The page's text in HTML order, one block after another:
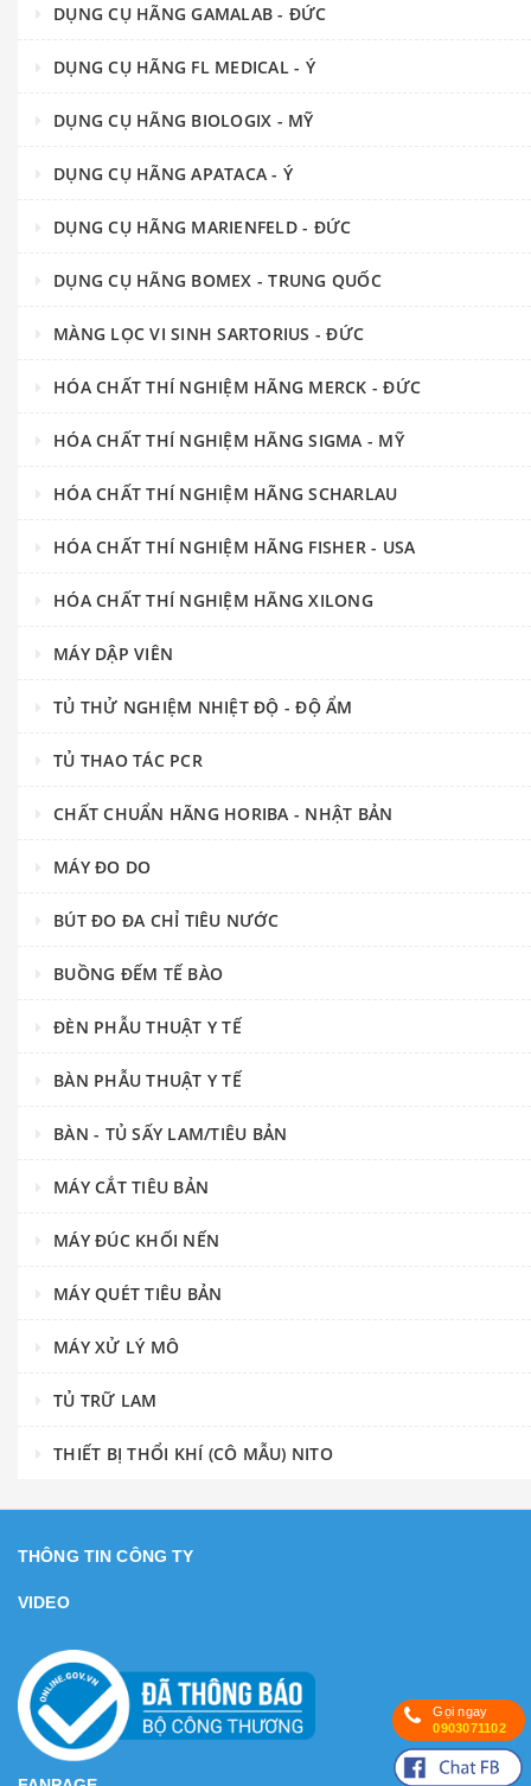
DỤNG CỤ HÃNG GAMALAB - ĐỨC
DỤNG CỤ HÃNG FL MEDICAL - Ý
DỤNG CỤ HÃNG BIOLOGIX - MỸ
DỤNG CỤ HÃNG APATACA - Ý
DỤNG CỤ HÃNG MARIENFELD - ĐỨC
DỤNG CỤ HÃNG BOMEX - TRUNG QUỐC
MÀNG LỌC VI SINH SARTORIUS - ĐỨC
HÓA CHẤT THÍ NGHIỆM HÃNG MERCK - ĐỨC
HÓA CHẤT THÍ NGHIỆM HÃNG SIGMA - MỸ
HÓA CHẤT THÍ NGHIỆM HÃNG SCHARLAU
HÓA CHẤT THÍ NGHIỆM HÃNG FISHER - USA
HÓA CHẤT THÍ NGHIỆM HÃNG XILONG
MÁY DẬP VIÊN
TỦ THỬ NGHIỆM NHIỆT ĐỘ - ĐỘ ẨM
TỦ THAO TÁC PCR
CHẤT CHUẨN HÃNG HORIBA - NHẬT BẢN
MÁY ĐO DO
BÚT ĐO ĐA CHỈ TIÊU NƯỚC
BUỒNG ĐẾM TẾ BÀO
ĐÈN PHẪU THUẬT Y TẾ
BÀN PHẪU THUẬT Y TẾ
BÀN - TỦ SẤY LAM/TIÊU BẢN
MÁY CẮT TIÊU BẢN
MÁY ĐÚC KHỐI NẾN
MÁY QUÉT TIÊU BẢN
MÁY XỬ LÝ MÔ
TỦ TRỮ LAM
THIẾT BỊ THỔI KHÍ (CÔ MẪU) NITO
THÔNG TIN CÔNG TY
VIDEO
Gọi ngay
0903071102